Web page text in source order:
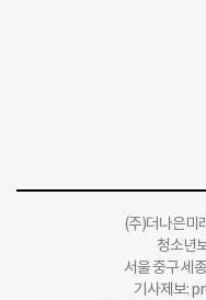
(주)더나은
청소년
서울 중구 세
기사제보: